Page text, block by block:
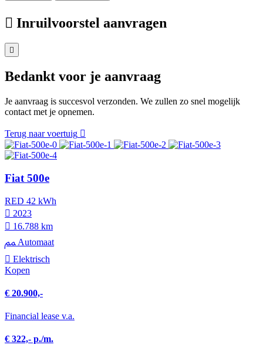
Inruilvoorstel aanvragen
Bedankt voor je aanvraag
Je aanvraag is succesvol verzonden. We zullen zo snel mogelijk
contact met je opnemen.
Terug naar voertuig
Fiat 500e
RED 42 kWh
2023
16.788 km
Automaat
Elektrisch
Kopen
€ 20.900,-
Financial lease v.a.
€ 322,- p./m.